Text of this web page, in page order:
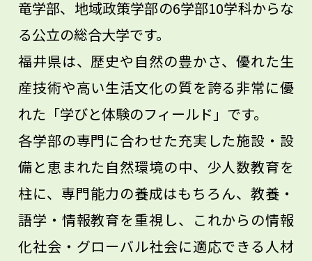
竜学部、地域政策学部の6学部10学科からな
る公立の総合大学です。
福井県は、歴史や自然の豊かさ、優れた生
産技術や高い生活文化の質を誇る非常に優
れた「学びと体験のフィールド」です。
各学部の専門に合わせた充実した施設・設
備と恵まれた自然環境の中、少人数教育を
柱に、専門能力の養成はもちろん、教養・
語学・情報教育を重視し、これからの情報
化社会・グローバル社会に適応できる人材